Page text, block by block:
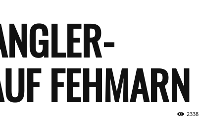
FEHMARN
2338